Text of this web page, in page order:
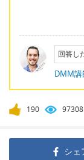
回答し
DMM講
190 97308
シェ